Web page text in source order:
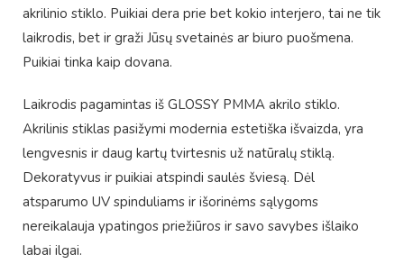
akrilinio stiklo. Puikiai dera prie bet kokio interjero, tai ne tik
laikrodis, bet ir graži Jūsų svetainės ar biuro puošmena.
Puikiai tinka kaip dovana.
Laikrodis pagamintas iš GLOSSY PMMA akrilo stiklo.
Akrilinis stiklas pasižymi modernia estetiška išvaizda, yra
lengvesnis ir daug kartų tvirtesnis už natūralų stiklą.
Dekoratyvus ir puikiai atspindi saulės šviesą. Dėl
atsparumo UV spinduliams ir išorinėms sąlygoms
nereikalauja ypatingos priežiūros ir savo savybes išlaiko
labai ilgai.